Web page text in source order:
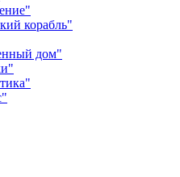
корабль"
дом"